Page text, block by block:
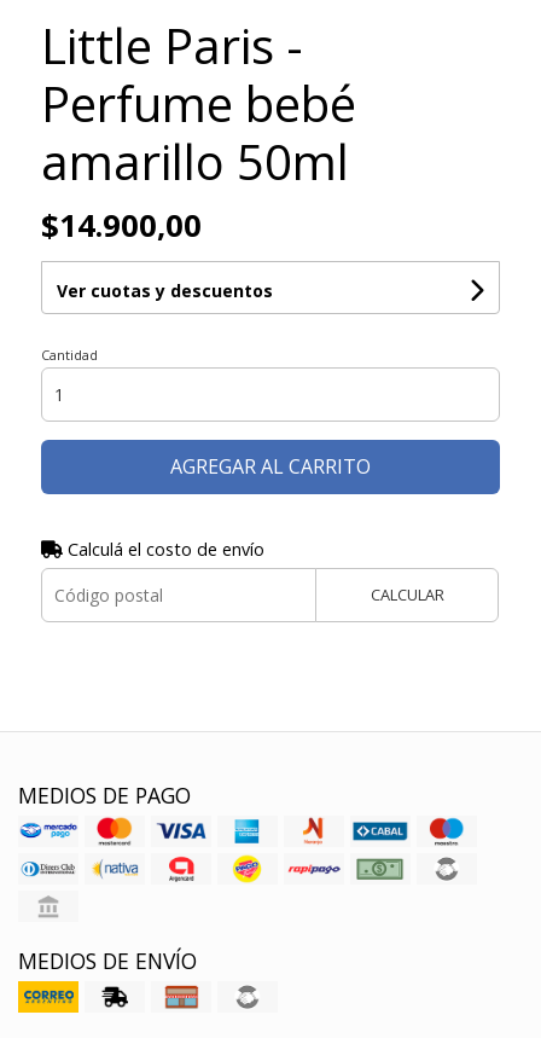
Little Paris -
Perfume bebé
amarillo 50ml
$14.900,00
Ver cuotas y descuentos
Cantidad
AGREGAR AL CARRITO
Calculá el costo de envío
CALCULAR
MEDIOS DE PAGO
MEDIOS DE ENVÍO